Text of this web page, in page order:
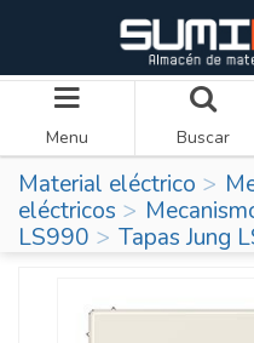
Menu Buscar
Material eléctrico
eléctricos
LS990
Tapas Jung